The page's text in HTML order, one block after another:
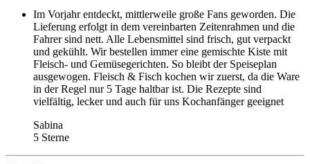
Im Vorjahr entdeckt, mittlerweile große Fans geworden. Die
Lieferung erfolgt in dem vereinbarten Zeitenrahmen und die
Fahrer sind nett. Alle Lebensmittel sind frisch, gut verpackt
und gekühlt. Wir bestellen immer eine gemischte Kiste mit
Fleisch- und Gemüsegerichten. So bleibt der Speiseplan
ausgewogen. Fleisch & Fisch kochen wir zuerst, da die Ware
in der Regel nur 5 Tage haltbar ist. Die Rezepte sind
vielfältig, lecker und auch für uns Kochanfänger geeignet
Sabina
5 Sterne